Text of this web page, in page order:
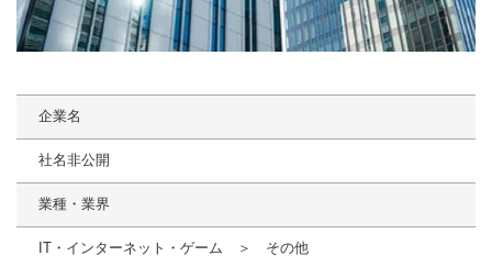
企業名
社名非公開
業種・業界
IT・インターネット・ゲーム ＞ その他